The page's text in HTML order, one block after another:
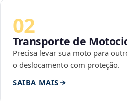
02
Transporte de
Precisa levar sua moto para
o deslocamento com proteção.
SAIBA MAIS